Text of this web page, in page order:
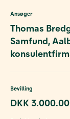
Ansøger
Thomas
Samfund,
Bevilling
DKK